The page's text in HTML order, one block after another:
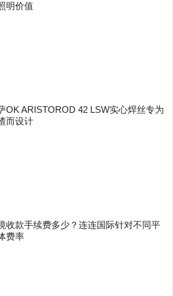
明价值
OK ARISTOROD 42 LSW实心焊丝专为
而设计
收款手续费多少？连连国际针对不同平
费率